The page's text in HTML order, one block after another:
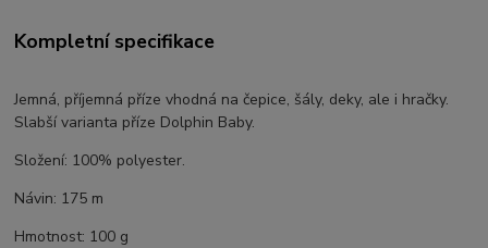
Kompletní specifikace
Jemná, příjemná příze vhodná na čepice, šály, deky, ale i hračky.
Slabší varianta příze Dolphin Baby.
Složení: 100% polyester.
Návin: 175 m
Hmotnost: 100 g